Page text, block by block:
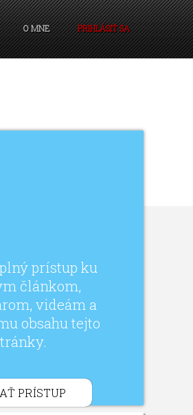
O MNE PRIHLÁSIŤ SA
prístup ku
článkom,
videám a
obsahu tejto
PRÍSTUP